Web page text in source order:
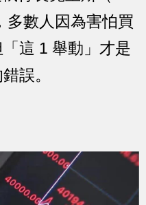
多數人因為害怕買
這 1 舉動」才是
誤。